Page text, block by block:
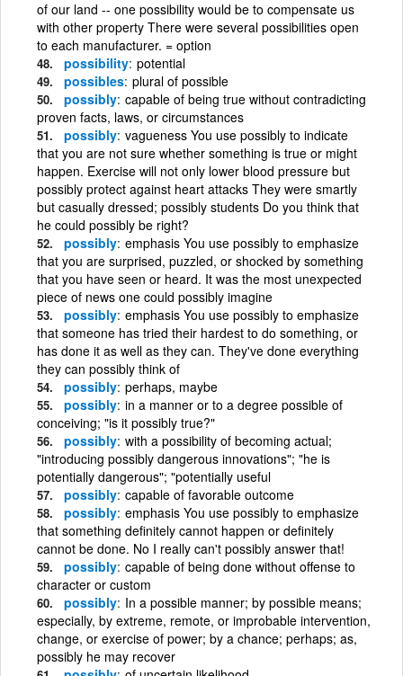
of our land -- one possibility would be to compensate us
with other property There were several possibilities open
to each manufacturer. = option
possibility potential
possibles plural of possible
possibly capable of being true without contradicting
proven facts, laws, or circumstances
possibly vagueness You use possibly to indicate
that you are not sure whether something is true or might
happen. Exercise will not only lower blood pressure but
possibly protect against heart attacks They were smartly
but casually dressed; possibly students Do you think that
he could possibly be right?
possibly emphasis You use possibly to emphasize
that you are surprised, puzzled, or shocked by something
that you have seen or heard. It was the most unexpected
piece of news one could possibly imagine
possibly emphasis You use possibly to emphasize
that someone has tried their hardest to do something, or
has done it as well as they can. They've done everything
they can possibly think of
possibly perhaps, maybe
possibly in a manner or to a degree possible of
conceiving; "is it possibly true?"
possibly with a possibility of becoming actual;
"introducing possibly dangerous innovations"; "he is
potentially dangerous"; "potentially useful
possibly capable of favorable outcome
possibly emphasis You use possibly to emphasize
that something definitely cannot happen or definitely
cannot be done. No I really can't possibly answer that!
possibly capable of being done without offense to
character or custom
possibly In a possible manner; by possible means;
especially, by extreme, remote, or improbable intervention,
change, or exercise of power; by a chance; perhaps; as,
possibly he may recover